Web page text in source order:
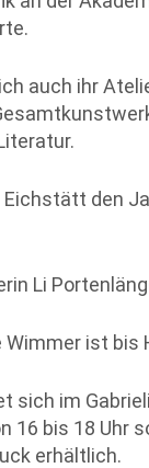
auch ihr
den
Li
Wimmer ist
im
bis 18 Uhr
erhältlich.